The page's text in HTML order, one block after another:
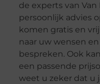
de experts van
persoonlijk advies
komen gratis en
naar uw wensen
bespreken. Ook
een passende
weet u zeker dat u